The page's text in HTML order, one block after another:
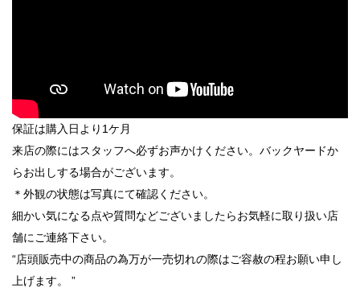
保証は購入日より1ケ月
来店の際にはスタッフへ必ずお声かけください。バックヤードか
らお出しする場合がございます。
＊外観の状態は写真にて確認ください。
細かい気になる点や質問などございましたらお気軽に取り扱い店
舗にご連絡下さい。
“店頭販売中の商品の為万が一売切れの際はご容赦の程お願い申し
上げます。 ”